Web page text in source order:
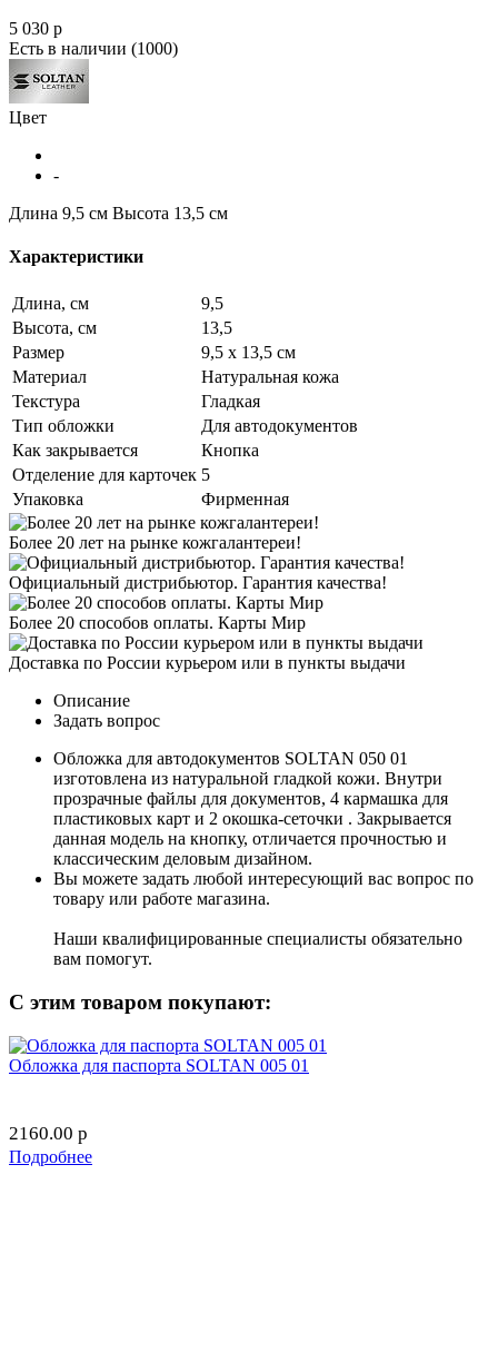
5 030 p
Есть в наличии (1000)
Цвет
-
Длина 9,5 см Высота 13,5 см
Характеристики
Длина, см
9,5
Высота, см
13,5
Размер
9,5 х 13,5 см
Материал
Натуральная кожа
Текстура
Гладкая
Тип обложки
Для автодокументов
Как закрывается
Кнопка
Отделение для карточек 5
Упаковка
Фирменная
Более 20 лет на рынке кожгалантереи!
Официальный дистрибьютор. Гарантия качества!
Более 20 способов оплаты. Карты Мир
Доставка по России курьером или в пункты выдачи
Описание
Задать вопрос
Обложка для автодокументов SOLTAN 050 01
изготовлена из натуральной гладкой кожи. Внутри
прозрачные файлы для документов, 4 кармашка для
пластиковых карт и 2 окошка-сеточки . Закрывается
данная модель на кнопку, отличается прочностью и
классическим деловым дизайном.
Вы можете задать любой интересующий вас вопрос по
товару или работе магазина.
Наши квалифицированные специалисты обязательно
вам помогут.
С этим товаром покупают:
Обложка для паспорта SOLTAN 005 01
2160.00 p
Подробнее